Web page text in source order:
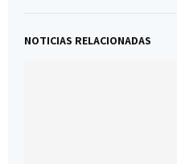
NOTICIAS RELACIONADAS